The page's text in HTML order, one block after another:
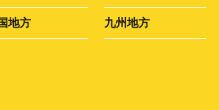
地方 九州地方